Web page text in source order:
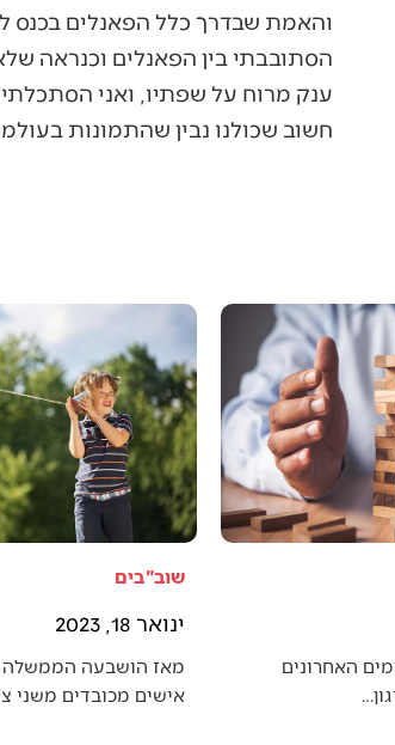
והאמת שבדרך כלל הפאנלים בכנס
הסתובבתי בין הפאנלים וכנראה
ענק מרוח על שפתיו, ואני
חשוב שכולנו נבין שהתמונות
האחרונים
שוב"בים
ינואר 18, 2023
מאז הושבעה הממשלה
אישים מכובדים משני